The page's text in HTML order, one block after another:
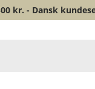
kr. - Dansk